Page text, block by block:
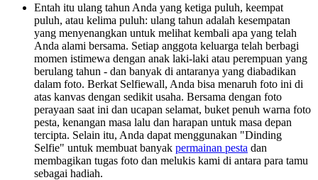
Entah itu ulang tahun Anda yang ketiga puluh, keempat
puluh, atau kelima puluh: ulang tahun adalah kesempatan
yang menyenangkan untuk melihat kembali apa yang telah
Anda alami bersama. Setiap anggota keluarga telah berbagi
momen istimewa dengan anak laki-laki atau perempuan yang
berulang tahun - dan banyak di antaranya yang diabadikan
dalam foto. Berkat Selfiewall, Anda bisa menaruh foto ini di
atas kanvas dengan sedikit usaha. Bersama dengan foto
perayaan saat ini dan ucapan selamat, buket penuh warna foto
pesta, kenangan masa lalu dan harapan untuk masa depan
tercipta. Selain itu, Anda dapat menggunakan "Dinding
Selfie" untuk membuat banyak permainan pesta dan
membagikan tugas foto dan melukis kami di antara para tamu
sebagai hadiah.